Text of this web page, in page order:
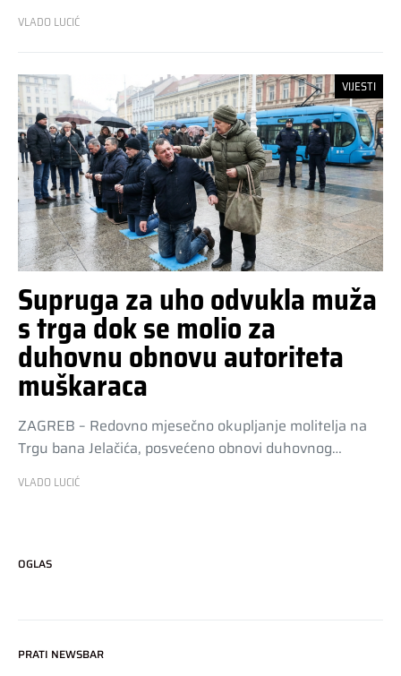
VLADO LUCIĆ
VIJESTI
Supruga za uho odvukla muža
s trga dok se molio za
duhovnu obnovu autoriteta
muškaraca
ZAGREB – Redovno mjesečno okupljanje molitelja na
Trgu bana Jelačića, posvećeno obnovi duhovnog…
VLADO LUCIĆ
OGLAS
PRATI NEWSBAR